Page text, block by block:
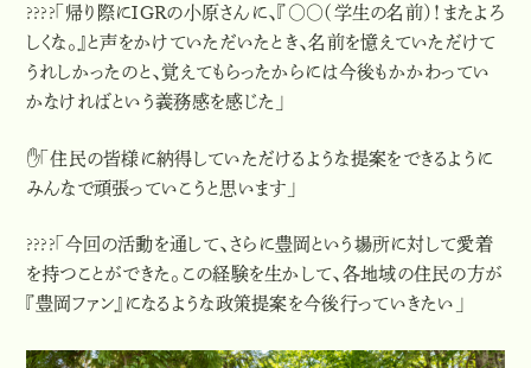
????「帰り際にIGRの小原さんに、『〇〇（学生の名前）！またよろ
しくな。』と声をかけていただいたとき、名前を憶えていただけて
うれしかったのと、覚えてもらったからには今後もかかわってい
かなければという義務感を感じた」
✋「住民の皆様に納得していただけるような提案をできるように
みんなで頑張っていこうと思います」
????「今回の活動を通して、さらに豊岡という場所に対して愛着
を持つことができた。この経験を生かして、各地域の住民の方が
『豊岡ファン』になるような政策提案を今後行っていきたい」